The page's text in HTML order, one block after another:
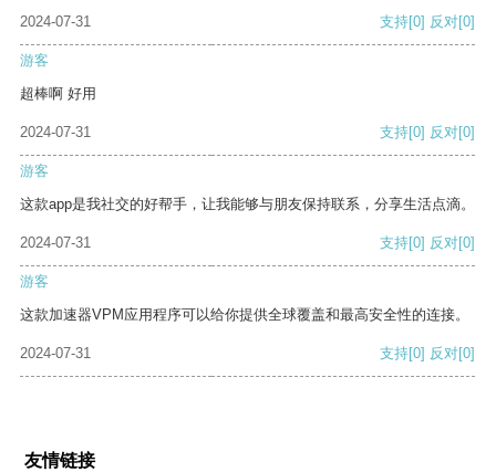
2024-07-31 支持[0] 反对[0]
游客
超棒啊 好用
2024-07-31 支持[0] 反对[0]
游客
这款app是我社交的好帮手，让我能够与朋友保持联系，分享生活点滴。
2024-07-31 支持[0] 反对[0]
游客
这款加速器VPM应用程序可以给你提供全球覆盖和最高安全性的连接。
2024-07-31 支持[0] 反对[0]
友情链接